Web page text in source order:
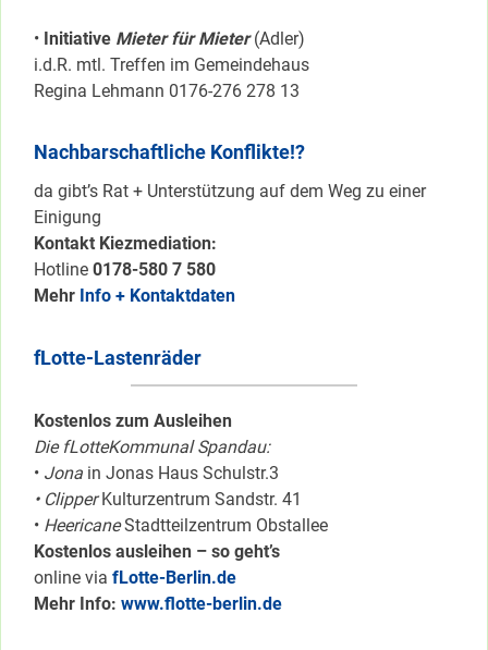
• Initiative Mieter für Mieter(Adler)
i.d.R. mtl. Treffen im Gemeindehaus
Regina Lehmann 0176-276 278 13
Nachbarschaftliche Konflikte!?
da gibt’s Rat + Unterstützung auf dem Weg zu einer
Einigung
Kontakt Kiezmediation:
Hotline 0178-580 7 580
Mehr Info + Kontaktdaten
fLotte-Lastenräder
Kostenlos zum Ausleihen
Die fLotteKommunal Spandau:
• Jona in Jonas Haus Schulstr.3
• ClipperKulturzentrum Sandstr. 41
• HeericaneStadtteilzentrum Obstallee
Kostenlos ausleihen – so geht’s
online via fLotte-Berlin.de
Mehr Info: www.flotte-berlin.de